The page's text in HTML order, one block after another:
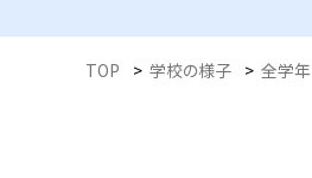
TOP > 学校の様子 > 全学年